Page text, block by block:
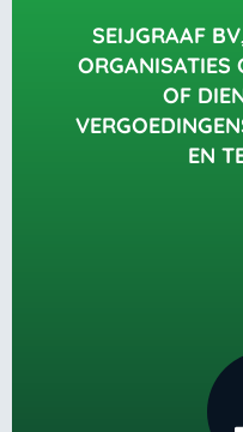
SEIJGRAAF
ORGANISATIES
OF
EN